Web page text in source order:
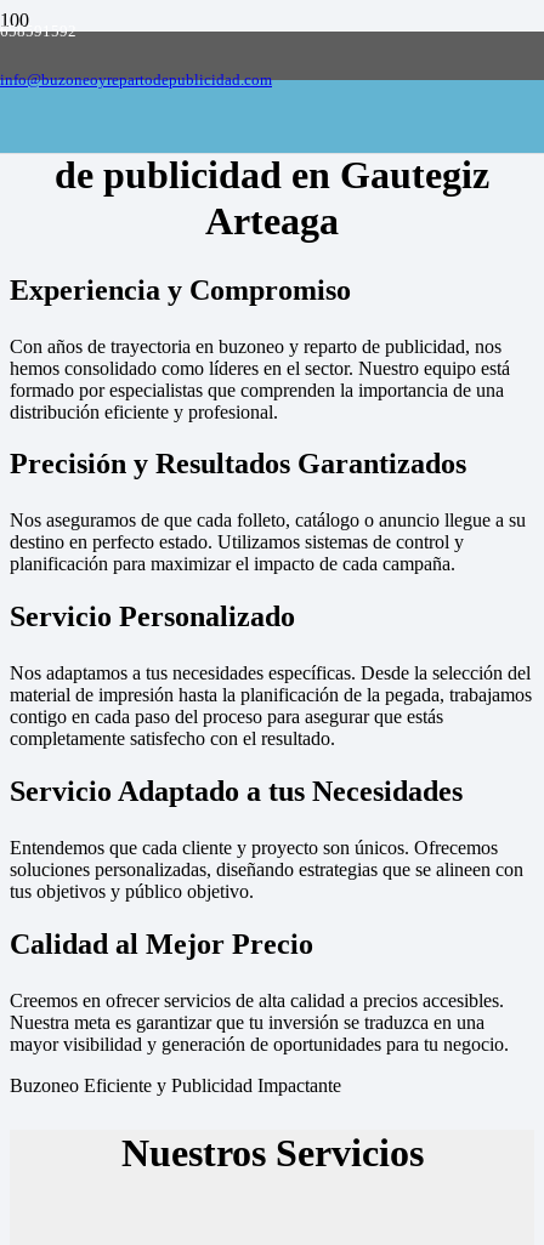
658591592
info@buzoneoyrepartodepublicidad.com
Empresa de buzoneo y reparto de publicidad
de publicidad en Gautegiz
Arteaga
Experiencia y Compromiso
Con años de trayectoria en buzoneo y reparto de publicidad, nos
hemos consolidado como líderes en el sector. Nuestro equipo está
formado por especialistas que comprenden la importancia de una
distribución eficiente y profesional.
Precisión y Resultados Garantizados
Nos aseguramos de que cada folleto, catálogo o anuncio llegue a su
destino en perfecto estado. Utilizamos sistemas de control y
planificación para maximizar el impacto de cada campaña.
Servicio Personalizado
Nos adaptamos a tus necesidades específicas. Desde la selección del
material de impresión hasta la planificación de la pegada, trabajamos
contigo en cada paso del proceso para asegurar que estás
completamente satisfecho con el resultado.
Servicio Adaptado a tus Necesidades
Entendemos que cada cliente y proyecto son únicos. Ofrecemos
soluciones personalizadas, diseñando estrategias que se alineen con
tus objetivos y público objetivo.
Calidad al Mejor Precio
Creemos en ofrecer servicios de alta calidad a precios accesibles.
Nuestra meta es garantizar que tu inversión se traduzca en una
mayor visibilidad y generación de oportunidades para tu negocio.
Buzoneo Eficiente y Publicidad Impactante
Nuestros Servicios